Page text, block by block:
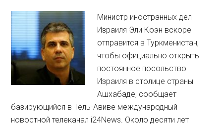
Министр иностранных дел
Израиля Эли Коэн вскоре
отправится в Туркменистан,
чтобы официально открыть
постоянное посольство
Израиля в столице страны
Ашхабаде, сообщает
базирующийся в Тель-Авиве международный
новостной телеканал i24News. Около десяти лет